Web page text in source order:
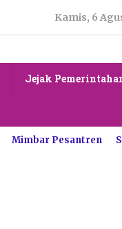
Kamis, 6
Jejak
Mimbar Pesantren